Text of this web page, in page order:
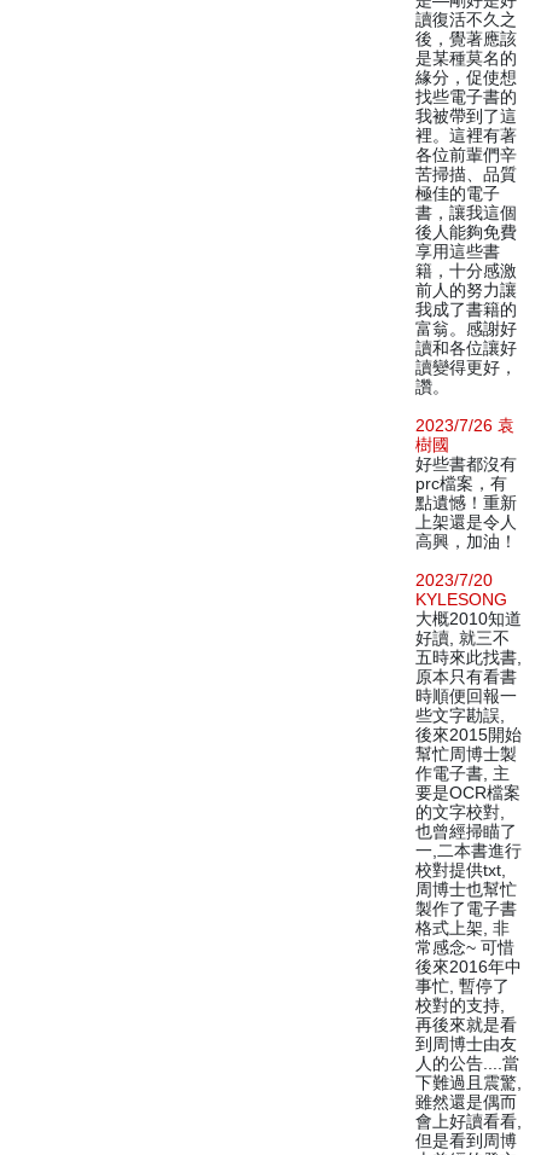
讀復活不久之
後，覺著應該
是某種莫名的
緣分，促使想
找些電子書的
我被帶到了這
裡。這裡有著
各位前輩們辛
苦掃描、品質
極佳的電子
書，讓我這個
後人能夠免費
享用這些書
籍，十分感激
前人的努力讓
我成了書籍的
富翁。感謝好
讀和各位讓好
讀變得更好，
讚。
2023/7/26 袁
樹國
好些書都沒有
prc檔案，有
點遺憾！重新
上架還是令人
高興，加油！
2023/7/20
KYLESONG
大概2010知道
好讀, 就三不
五時來此找書,
原本只有看書
時順便回報一
些文字勘誤,
後來2015開始
幫忙周博士製
作電子書, 主
要是OCR檔案
的文字校對,
也曾經掃瞄了
一,二本書進行
校對提供txt,
周博士也幫忙
製作了電子書
格式上架, 非
常感念~ 可惜
後來2016年中
事忙, 暫停了
校對的支持,
再後來就是看
到周博士由友
人的公告....當
下難過且震驚,
雖然還是偶而
會上好讀看看,
但是看到周博